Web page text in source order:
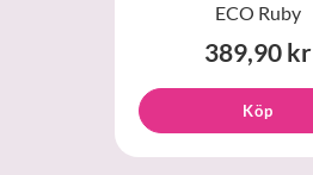
ECO Ruby
389,90 kr
Köp